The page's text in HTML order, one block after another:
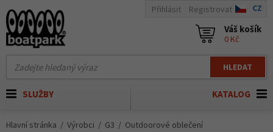
HLEDAT
Přihlásit Registrovat CZ
Váš košík
0 Kč
KATALOG
SLUŽBY
Hlavní stránka Výrobci G3 Outdoorové oblečení